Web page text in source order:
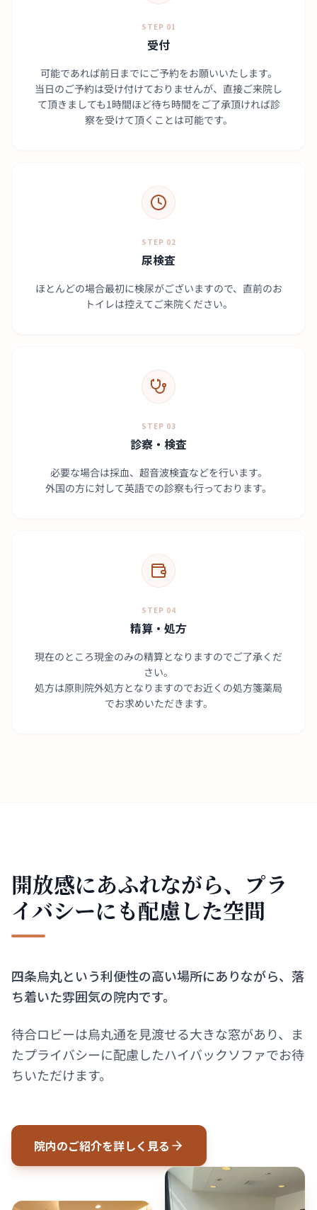
STEP 01
受付
可能であれば前日までにご予約をお願いいたします。
当日のご予約は受け付けておりませんが、直接ご来院し
て頂きましても1時間ほど待ち時間をご了承頂ければ診
察を受けて頂くことは可能です。
STEP 02
尿検査
ほとんどの場合最初に検尿がございますので、直前のお
トイレは控えてご来院ください。
STEP 03
診察・検査
必要な場合は採血、超音波検査などを行います。
外国の方に対して英語での診察も行っております。
STEP 04
精算・処方
現在のところ現金のみの精算となりますのでご了承くだ
さい。
処方は原則院外処方となりますのでお近くの処方箋薬局
でお求めいただきます。
開放感にあふれながら、 プラ
イバシーにも配慮した空間
四条烏丸という利便性の高い場所にありながら、落
ち着いた雰囲気の院内です。
待合ロビーは烏丸通を見渡せる大きな窓があり、ま
たプライバシーに配慮したハイバックソファでお待
ちいただけます。
院内のご紹介を詳しく見る